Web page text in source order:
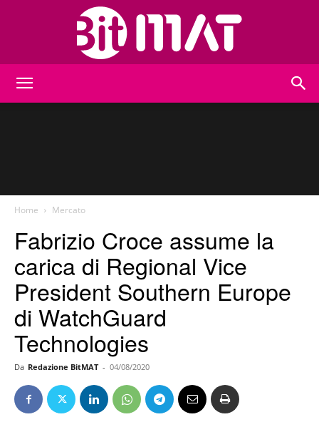
Home Mercato
Fabrizio Croce assume la
carica di Regional Vice
President Southern Europe
di WatchGuard
Technologies
Da Redazione BitMAT - 04/08/2020